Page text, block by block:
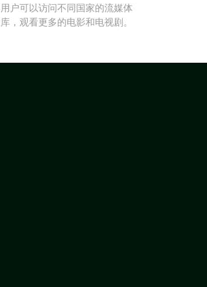
用户可以访问不同国家的流媒体
库，观看更多的电影和电视剧。